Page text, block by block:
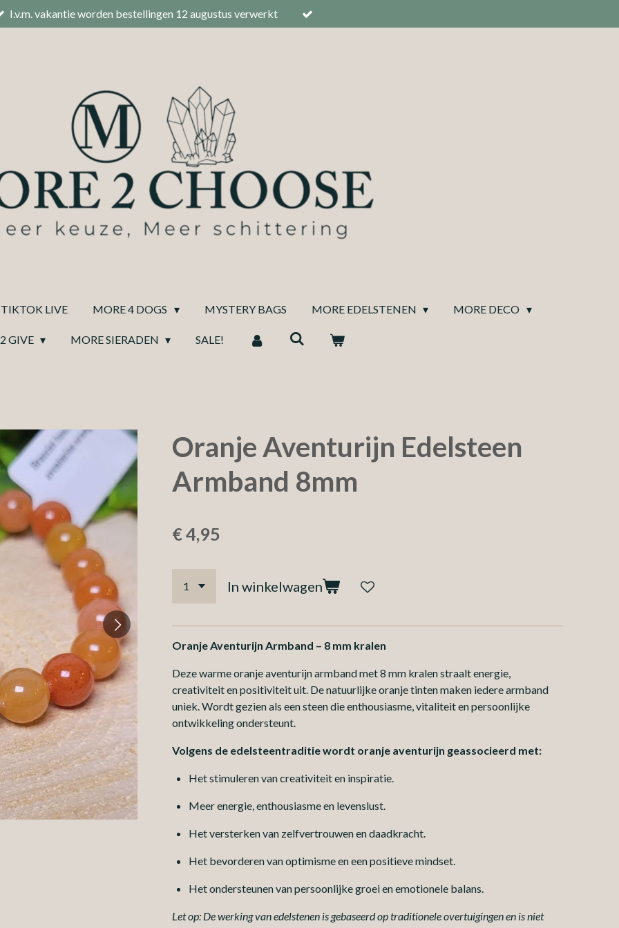
I.v.m. vakantie worden bestellingen 12 augustus verwerkt
LIVE MORE 4 DOGS MYSTERY BAGS MORE EDELSTENEN MORE DECO
GIVE MORE SIERADEN SALE!
Oranje Aventurijn Edelsteen
Armband 8mm
€ 4,95
In winkelwagen
Oranje Aventurijn Armband – 8 mm kralen
Deze warme oranje aventurijn armband met 8 mm kralen straalt energie,
creativiteit en positiviteit uit. De natuurlijke oranje tinten maken iedere armband
uniek. Wordt gezien als een steen die enthousiasme, vitaliteit en persoonlijke
ontwikkeling ondersteunt.
Volgens de edelsteentraditie wordt oranje aventurijn geassocieerd met:
Het stimuleren van creativiteit en inspiratie.
Meer energie, enthousiasme en levenslust.
Het versterken van zelfvertrouwen en daadkracht.
Het bevorderen van optimisme en een positieve mindset.
Het ondersteunen van persoonlijke groei en emotionele balans.
Let op: De werking van edelstenen is gebaseerd op traditionele overtuigingen en is niet